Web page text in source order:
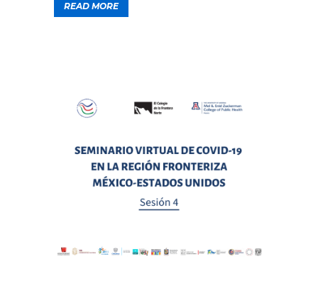
READ MORE